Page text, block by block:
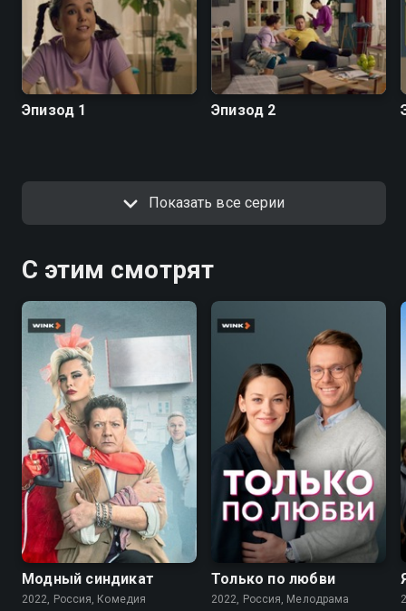
Эпизод 1 Эпизод 2
Показать все серии
С этим смотрят
7.6
Модный синдикат
2022, Россия, Комедия
Только по любви
2022, Россия, Мелодрама